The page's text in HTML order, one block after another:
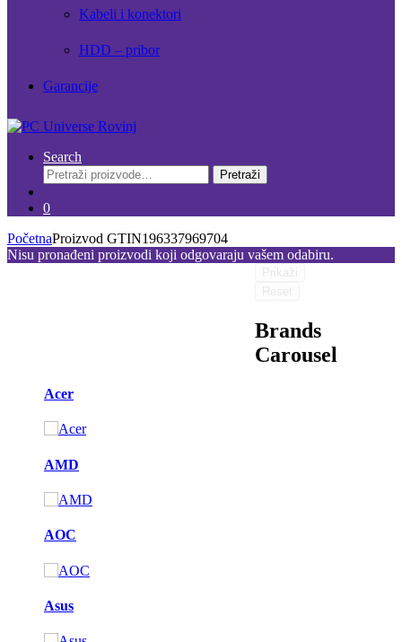
Kabeli i konektori
HDD – pribor
Garancije
Search
Pretraži:
Pretraži
0
PočetnaProizvod GTIN196337969704
Nisu pronađeni proizvodi koji odgovaraju vašem odabiru.
Brands
Carousel
Acer
AMD
AOC
Asus